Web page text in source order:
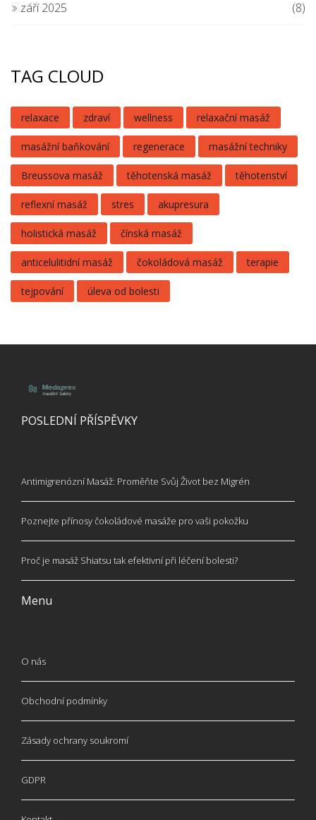
září 2025 (8)
TAG CLOUD
relaxace zdraví wellness relaxační masáž
masážní baňkování regenerace masážní techniky
Breussova masáž těhotenská masáž těhotenství
reflexní masáž stres akupresura
holistická masáž čínská masáž
anticelulitidní masáž čokoládová masáž terapie
tejpování úleva od bolesti
POSLEDNÍ PŘÍSPĚVKY
Antimigrenózní Masáž: Proměňte Svůj Život bez Migrén
Poznejte přínosy čokoládové masáže pro vaši pokožku
Proč je masáž Shiatsu tak efektivní při léčení bolesti?
Menu
O nás
Obchodní podmínky
Zásady ochrany soukromí
GDPR